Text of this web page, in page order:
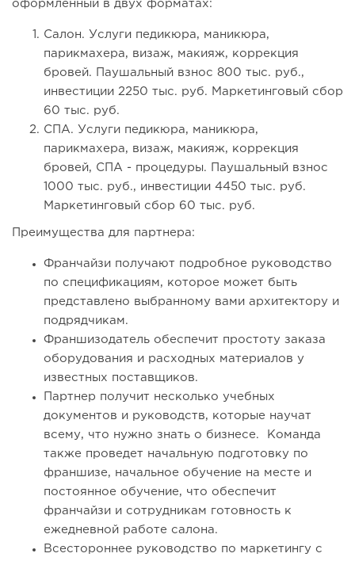
оформленный в двух форматах:
Салон. Услуги педикюра, маникюра,
парикмахера, визаж, макияж, коррекция
бровей. Паушальный взнос 800 тыс. руб.,
инвестиции 2250 тыс. руб. Маркетинговый сбор
60 тыс. руб.
СПА. Услуги педикюра, маникюра,
парикмахера, визаж, макияж, коррекция
бровей, СПА - процедуры. Паушальный взнос
1000 тыс. руб., инвестиции 4450 тыс. руб.
Маркетинговый сбор 60 тыс. руб.
Преимущества для партнера:
Франчайзи получают подробное руководство
по спецификациям, которое может быть
представлено выбранному вами архитектору и
подрядчикам.
Франшизодатель обеспечит простоту заказа
оборудования и расходных материалов у
известных поставщиков.
Партнер получит несколько учебных
документов и руководств, которые научат
всему, что нужно знать о бизнесе. Команда
также проведет начальную подготовку по
франшизе, начальное обучение на месте и
постоянное обучение, что обеспечит
франчайзи и сотрудникам готовность к
ежедневной работе салона.
Всестороннее руководство по маркетингу с